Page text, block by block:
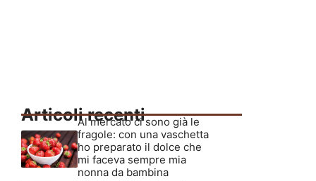
Articoli recenti
Al mercato ci sono già le
fragole: con una vaschetta
ho preparato il dolce che
mi faceva sempre mia
nonna da bambina